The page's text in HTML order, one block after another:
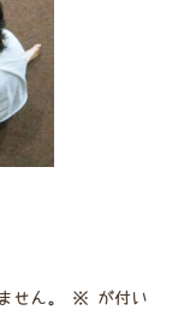
せん。 ※ が付い